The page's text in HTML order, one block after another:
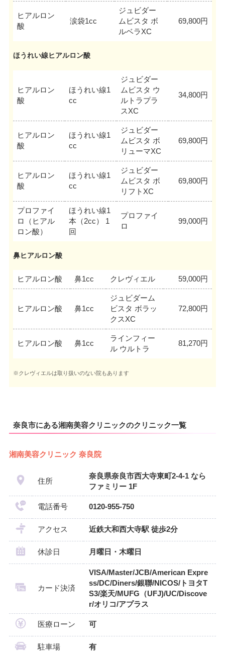
ヒアルロン
酸
涙袋1cc
ジュビダー
ムビスタ ボ
ルベラXC
69,800円
ほうれい線ヒアルロン酸
ヒアルロン
酸
ほうれい線1
cc
ジュビダー
ムビスタ ウ
ルトラプラ
スXC
34,800円
ヒアルロン
酸
ほうれい線1
cc
ジュビダー
ムビスタ ボ
リューマXC
69,800円
ヒアルロン
酸
ほうれい線1
cc
ジュビダー
ムビスタ ボ
リフトXC
69,800円
プロファイ
ロ（ヒアル
ロン酸）
ほうれい線1
本（2cc） 1
回
プロファイ
ロ
99,000円
鼻ヒアルロン酸
ヒアルロン酸 鼻1cc クレヴィエル 59,000円
ヒアルロン酸 鼻1cc
ジュビダーム
ビスタ ボラッ
クスXC
72,800円
ヒアルロン酸 鼻1cc
ラインフィー
ル ウルトラ
81,270円
※クレヴィエルは取り扱いのない院もあります
奈良市にある湘南美容クリニックのクリニック一覧
湘南美容クリニック 奈良院
住所
奈良県奈良市西大寺東町2-4-1 なら
ファミリー 1F
電話番号 0120-955-750
アクセス 近鉄大和西大寺駅 徒歩2分
休診日 月曜日・木曜日
カード決済
VISA/Master/JCB/American Expre
ss/DC/Diners/銀聯/NICOS/トヨタT
S3/楽天/MUFG（UFJ)/UC/Discove
r/オリコ/アプラス
医療ローン 可
駐車場 有